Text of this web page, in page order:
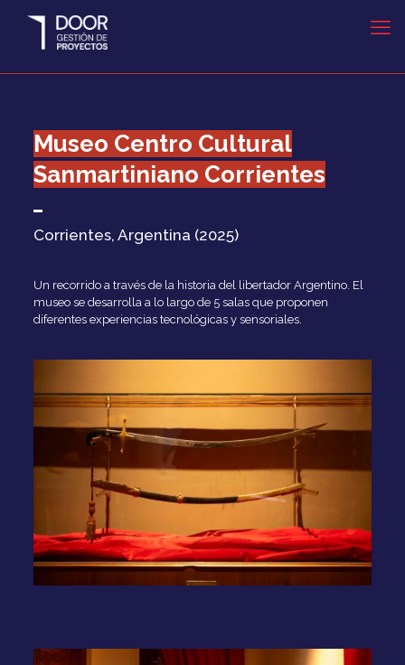
Museo Centro Cultural
Sanmartiniano Corrientes
Corrientes, Argentina (2025)
Un recorrido a través de la historia del libertador Argentino. El
museo se desarrolla a lo largo de 5 salas que proponen
diferentes experiencias tecnológicas y sensoriales.